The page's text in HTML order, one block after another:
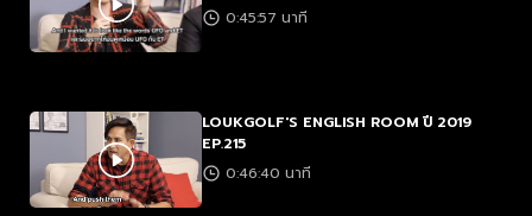
0:45:57 นาที
LOUKGOLF'S ENGLISH ROOM ปี 2019
EP.215
0:46:40 นาที